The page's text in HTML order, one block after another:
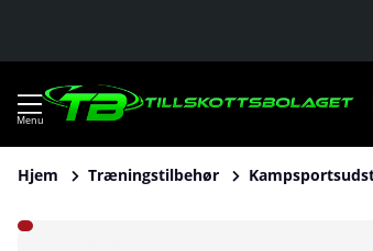
Hjem Træningstilbehør
Produktbilleder Gorilla Wear Mosby Boxing